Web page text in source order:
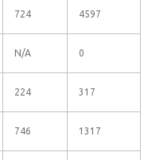
724 4597
N/A 0
224 317
746 1317